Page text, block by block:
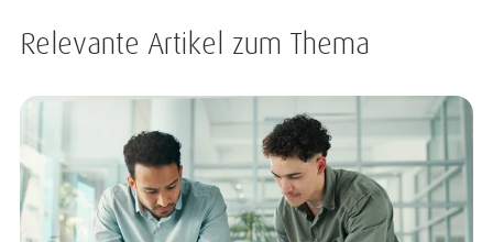
Relevante Artikel zum Thema